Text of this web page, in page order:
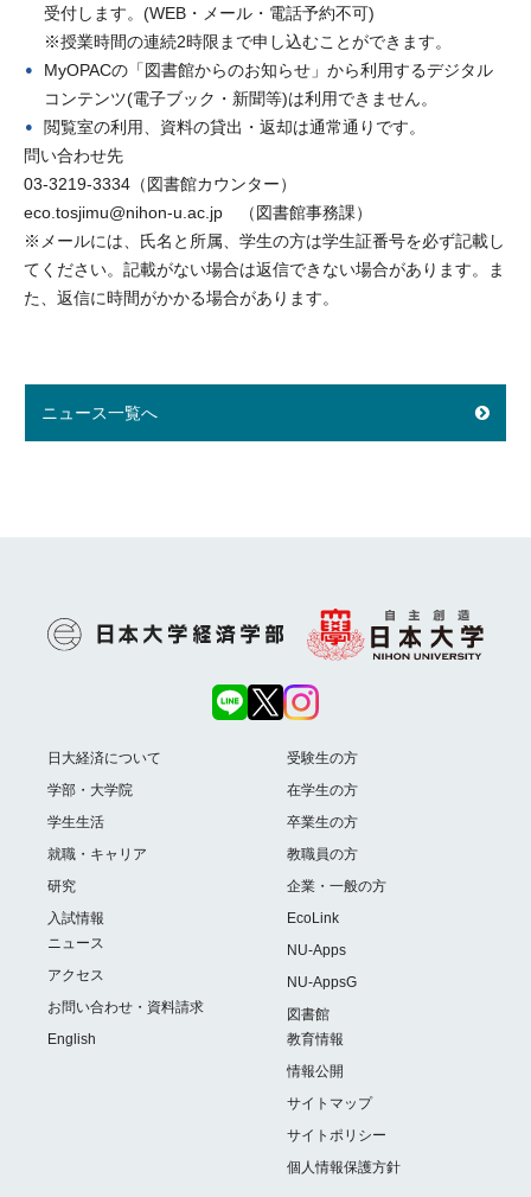
受付します。(WEB・メール・電話予約不可)
※授業時間の連続2時限まで申し込むことができます。
MyOPACの「図書館からのお知らせ」から利用するデジタル
コンテンツ(電子ブック・新聞等)は利用できません。
閲覧室の利用、資料の貸出・返却は通常通りです。
問い合わせ先
03-3219-3334（図書館カウンター）
eco.tosjimu@nihon-u.ac.jp （図書館事務課）
※メールには、氏名と所属、学生の方は学生証番号を必ず記載し
てください。記載がない場合は返信できない場合があります。ま
た、返信に時間がかかる場合があります。
ニュース一覧へ
日大経済について
学部・大学院
学生生活
就職・キャリア
研究
入試情報
ニュース
アクセス
お問い合わせ・資料請求
English
受験生の方
在学生の方
卒業生の方
教職員の方
企業・一般の方
EcoLink
NU-Apps
NU-AppsG
図書館
教育情報
情報公開
サイトマップ
サイトポリシー
個人情報保護方針